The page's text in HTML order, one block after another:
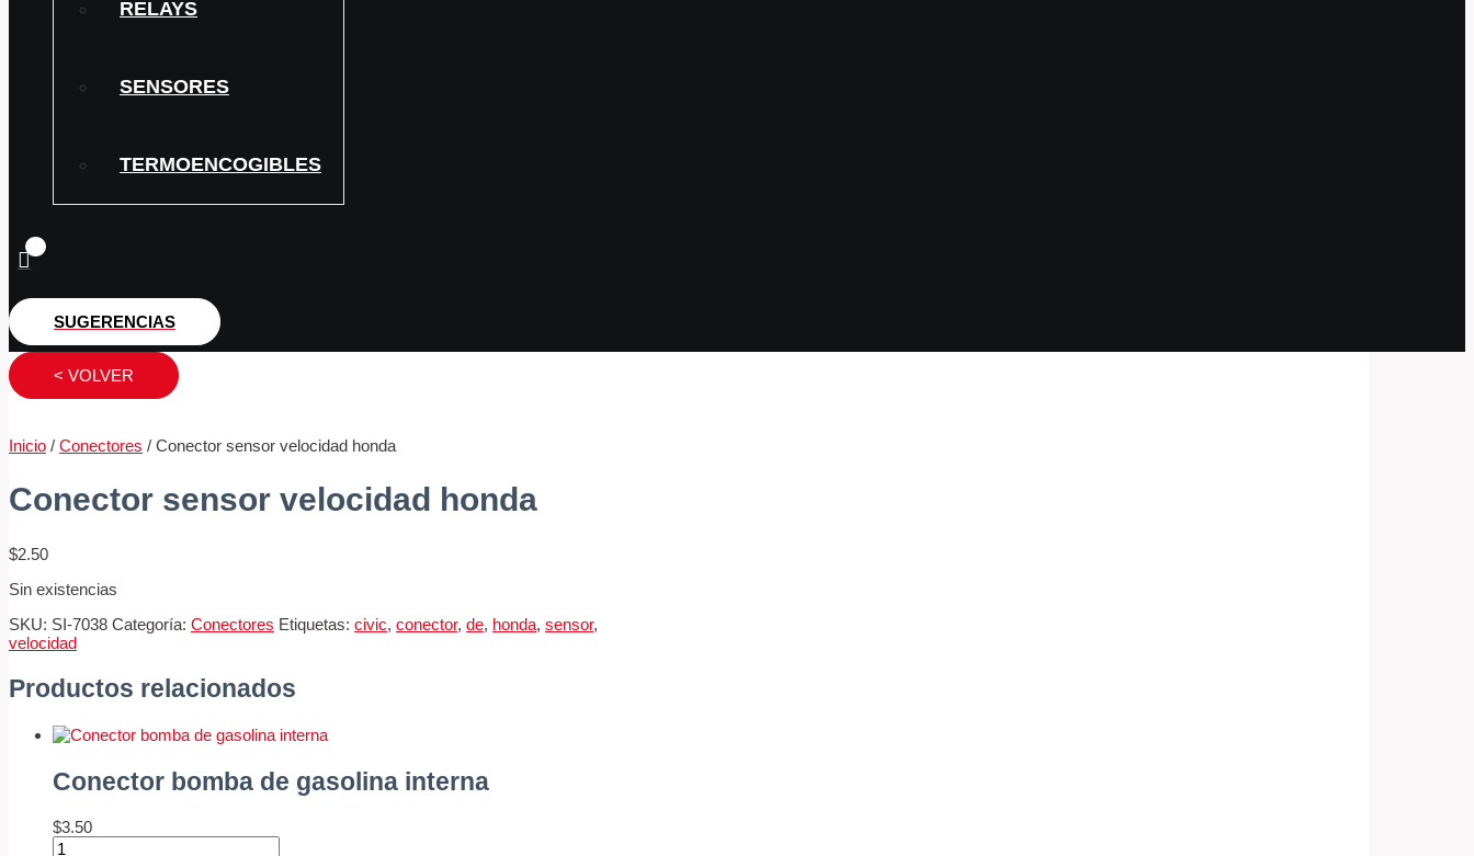
RELAYS
SENSORES
TERMOENCOGIBLES
SUGERENCIAS
< VOLVER
Inicio / Conectores / Conector sensor velocidad honda
Conector sensor velocidad honda
$2.50
Sin existencias
SKU: SI-7038 Categoría: Conectores Etiquetas: civic, conector, de, honda, sensor,
velocidad
Productos relacionados
Conector bomba de gasolina interna
$3.50